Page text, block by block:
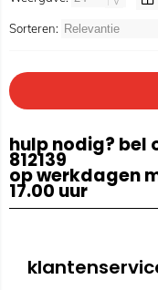
Sorteren:
hulp nodig? bel
812139
op werkdagen
17.00 uur